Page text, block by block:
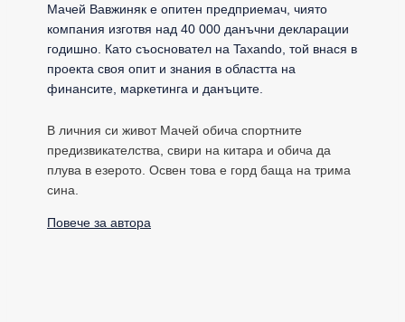
Мачей Вавжиняк е опитен предприемач, чиято
компания изготвя над 40 000 данъчни декларации
годишно. Като съосновател на Taxando, той внася в
проекта своя опит и знания в областта на
финансите, маркетинга и данъците.
В личния си живот Мачей обича спортните
предизвикателства, свири на китара и обича да
плува в езерото. Освен това е горд баща на трима
сина.
Повече за автора